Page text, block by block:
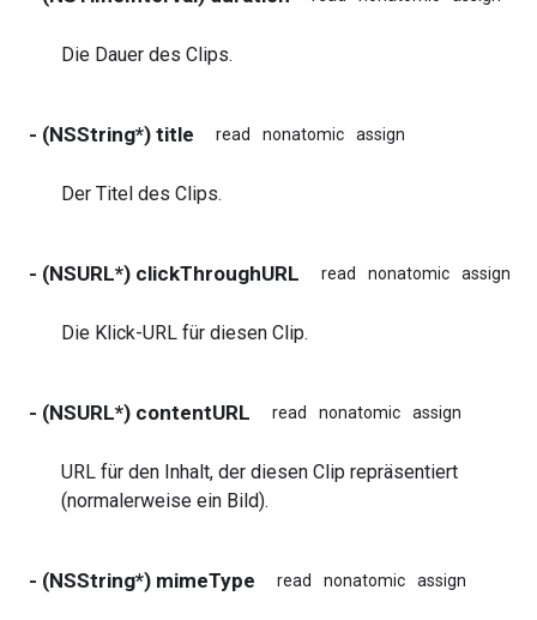
Die Dauer des Clips.
- (NSString*) title read nonatomic assign
Der Titel des Clips.
- (NSURL*) clickThroughURL read nonatomic assign
Die Klick-URL für diesen Clip.
- (NSURL*) contentURL read nonatomic assign
URL für den Inhalt, der diesen Clip repräsentiert
(normalerweise ein Bild).
- (NSString*) mimeType read nonatomic assign